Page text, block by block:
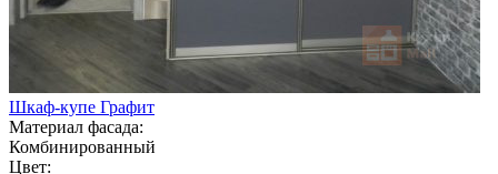
Шкаф-купе Графит
Материал фасада:
Комбинированный
Цвет: